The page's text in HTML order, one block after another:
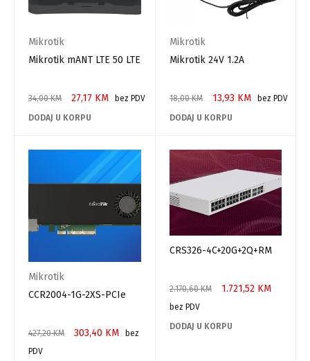
Mikrotik
Mikrotik mANT LTE 50 LTE
34,00KM 27,17 KM
bez PDV
DODAJ U KORPU
Mikrotik
Mikrotik 24V 1.2A
18,00KM 13,93 KM
bez PDV
DODAJ U KORPU
Mikrotik
CCR2004-1G-2XS-PCIe
427,20KM 303,40 KM
bez
PDV
CRS326-4C+20G+2Q+RM
2.170,60KM 1.721,52 KM
bez PDV
DODAJ U KORPU